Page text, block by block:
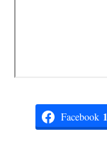
Facebook